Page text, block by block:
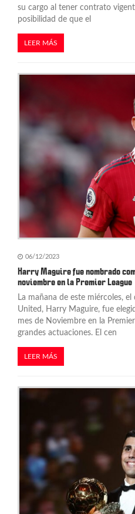
su cargo al tener contrato
posibilidad de que el
LEER MÁS
06/12/2023
Harry Maguire fue nombrado
noviembre en la Premier League
La mañana de este miércoles,
United, Harry Maguire, fue
mes de Noviembre en la
grandes actuaciones. El cen
LEER MÁS